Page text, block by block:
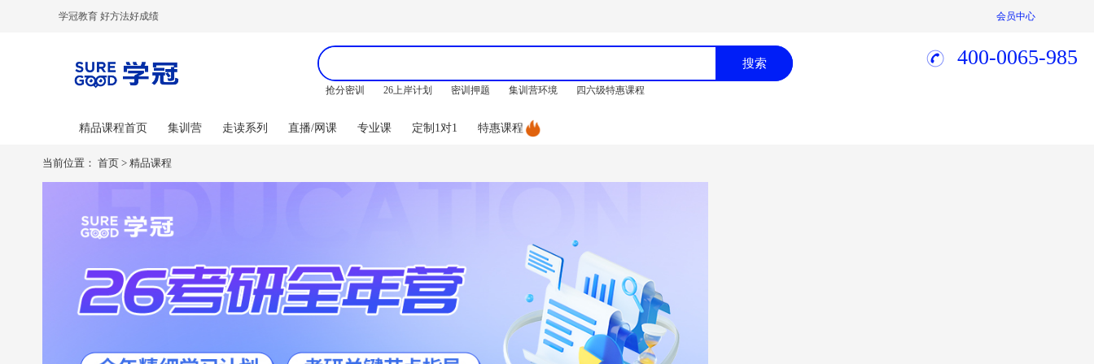
学冠教育 好方法好成绩 会员中心
搜索
抢分密训 26上岸计划 密训押题 集训营环境 四六级特惠课程
400-0065-985
精品课程首页 集训营 走读系列 直播/网课 专业课 定制1对1 特惠课程
当前位置： 首页 > 精品课程